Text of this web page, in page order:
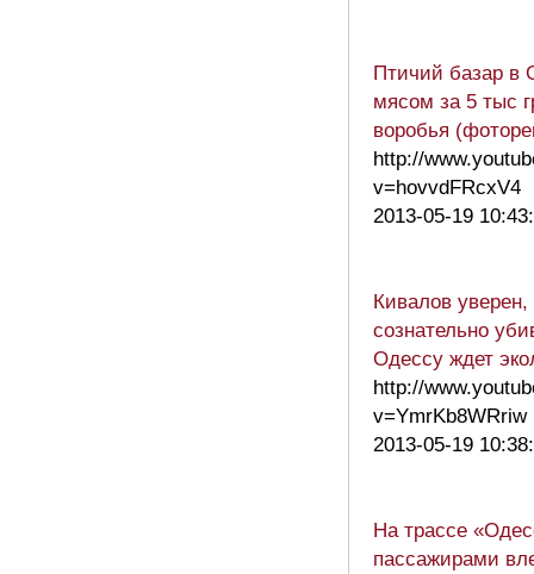
Птичий базар в
мясом за 5 тыс
воробья
http://
v=hovvdFRcxV4
2013-05-19
Кивалов
сознательно
Одессу ждет
http://
v=YmrKb8WRriw
2013-05-19
На трассе
пассажирами